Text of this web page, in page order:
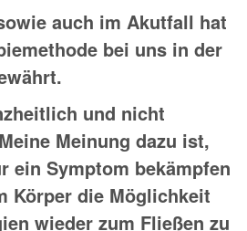
auch im Akutfall hat
bei uns in der
und nicht
Meinung dazu ist,
ein Symptom bekämpfen
Körper die Möglichkeit
wieder zum Fließen zu